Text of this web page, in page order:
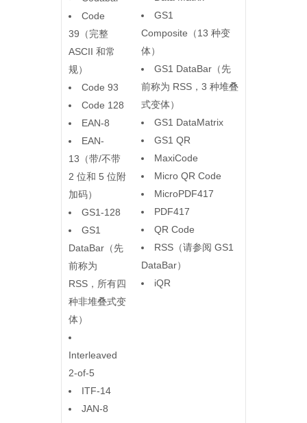
Code
39（完整
ASCII 和常
规）
Code 93
Code 128
EAN-8
EAN-
13（带/不带
2 位和 5 位附
加码）
GS1-128
GS1
DataBar（先
前称为
RSS，所有四
种非堆叠式变
体）
Interleaved
2-of-5
ITF-14
JAN-8
GS1
Composite（13 种变
体）
GS1 DataBar（先
前称为 RSS，3 种堆叠
式变体）
GS1 DataMatrix
GS1 QR
MaxiCode
Micro QR Code
MicroPDF417
PDF417
QR Code
RSS（请参阅 GS1
DataBar）
iQR